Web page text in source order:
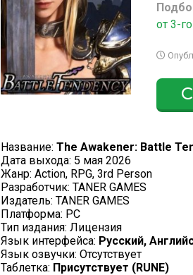
от 3-
Название: The Awakener: Battle
Дата выхода: 5 мая 2026
Жанр: Action, RPG, 3rd Person
Разработчик: TANER GAMES
Издатель: TANER GAMES
Платформа: PC
Тип издания: Лицензия
Язык интерфейса: Русский,
Язык озвучки: Отсутствует
Таблетка: Присутствует (RUNE)